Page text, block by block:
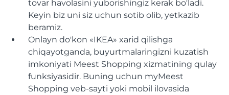
tovar havolasini yuborishingiz kerak bo'ladi.
Keyin biz uni siz uchun sotib olib, yetkazib
beramiz.
Onlayn do'kon «IKEA» xarid qilishga
chiqayotganda, buyurtmalaringizni kuzatish
imkoniyati Meest Shopping xizmatining qulay
funksiyasidir. Buning uchun myMeest
Shopping veb-sayti yoki mobil ilovasida